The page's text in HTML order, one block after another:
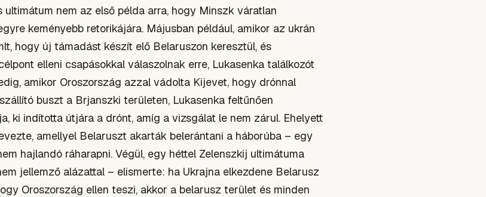
nem az első példa arra, hogy Minszk váratlan
keményebb retorikájára. Májusban például, amikor az ukrán
hogy új támadást készít elő Belaruszon keresztül, és
elleni csapásokkal válaszolnak erre, Lukasenka találkozót
amikor Oroszország azzal vádolta Kijevet, hogy drónnal
buszt a Brjanszki területen, Lukasenka feltűnően
ki indította útjára a drónt, amíg a vizsgálat le nem zárul. Ehelyett
amellyel Belaruszt akarták belerántani a háborúba – egy
hajlandó ráharapni. Végül, egy héttel Zelenszkij ultimátuma
jellemző alázattal – elismerte: ha Ukrajna elkezdene Belarusz
Oroszország ellen teszi, akkor a belarusz terület és minden